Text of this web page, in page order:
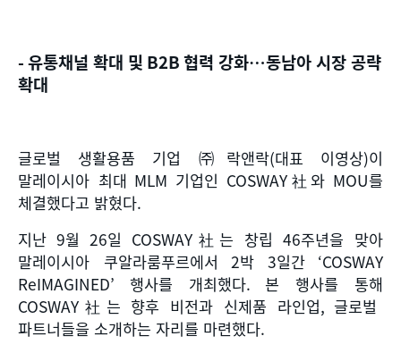
-유통채널 확대 및 B2B협력 강화…동남아 시장 공략
확대
글로벌 생활용품 기업 ㈜락앤락(대표 이영상)이
말레이시아 최대 MLM 기업인 COSWAY社와 MOU를
체결했다고 밝혔다.
지난 9월 26일 COSWAY社는 창립 46주년을 맞아
말레이시아 쿠알라룸푸르에서 2박 3일간‘COSWAY
ReIMAGINED’ 행사를 개최했다.본 행사를 통해
COSWAY 社는 향후 비전과 신제품 라인업, 글로벌
파트너들을 소개하는 자리를 마련했다.